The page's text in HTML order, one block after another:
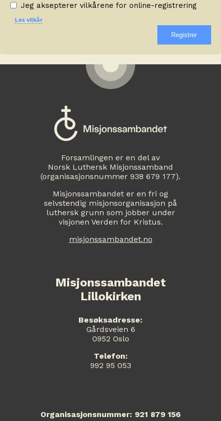
Jeg aksepterer vilkårene for online-registrering
Les vilkår
Forsamlingen er en del av
Norsk Luthersk Misjonssamband
(organisasjonsnummer 938 679 177).
Misjonssambandet er en fri og
selvstendig misjonsorganisasjon på
luthersk grunn som jobber under
visjonen Verden for Kristus.
misjonssambandet.no
Misjonssambandet
Lillokirken
Besøksadresse:
Gårdsveien 6
0952 Oslo
Telefon:
992 95 053
Organisasjonsnummer: 921 879 156